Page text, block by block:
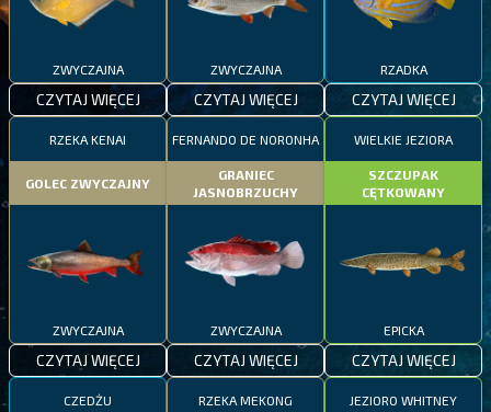
ZWYCZAJNA
CZYTAJ WIĘCEJ
ZWYCZAJNA
CZYTAJ WIĘCEJ
RZADKA
CZYTAJ WIĘCEJ
RZEKA KENAI
GOLEC ZWYCZAJNY
ZWYCZAJNA
CZYTAJ WIĘCEJ
FERNANDO DE NORONHA
GRANIEC
JASNOBRZUCHY
ZWYCZAJNA
CZYTAJ WIĘCEJ
WIELKIE JEZIORA
SZCZUPAK
CĘTKOWANY
EPICKA
CZYTAJ WIĘCEJ
CZEDŻU RZEKA MEKONG JEZIORO WHITNEY